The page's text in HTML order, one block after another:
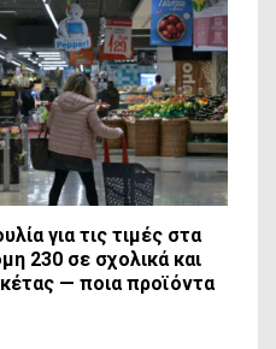
για τις τιμές στα
230 σε σχολικά και
— ποια προϊόντα